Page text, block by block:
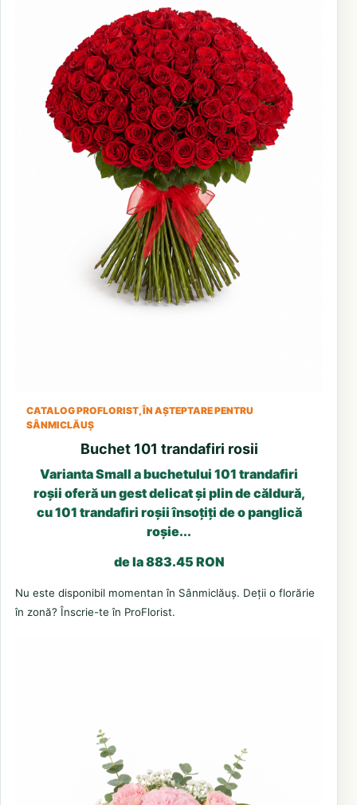
CATALOG PROFLORIST, ÎN AȘTEPTARE PENTRU
SÂNMICLĂUȘ
Buchet 101 trandafiri rosii
Varianta Small a buchetului 101 trandafiri
roșii oferă un gest delicat și plin de căldură,
cu 101 trandafiri roșii însoțiți de o panglică
roșie...
de la 883.45 RON
Nu este disponibil momentan în Sânmiclăuș. Deții o florărie
în zonă? Înscrie-te în ProFlorist.